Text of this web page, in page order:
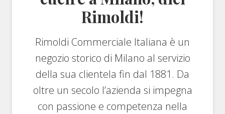
Rimoldi!
Rimoldi Commerciale Italiana è un
negozio storico di Milano al servizio
della sua clientela fin dal 1881. Da
oltre un secolo l’azienda si impegna
con passione e competenza nella